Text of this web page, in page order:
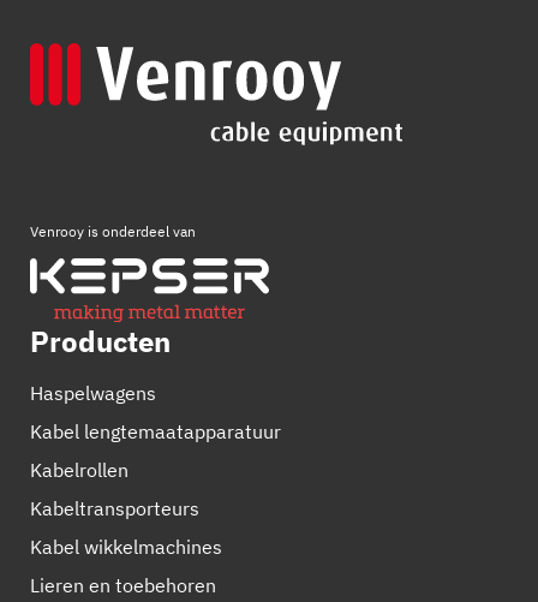
Venrooy is onderdeel van
Producten
Haspelwagens
Kabel lengtemaatapparatuur
Kabelrollen
Kabeltransporteurs
Kabel wikkelmachines
Lieren en toebehoren